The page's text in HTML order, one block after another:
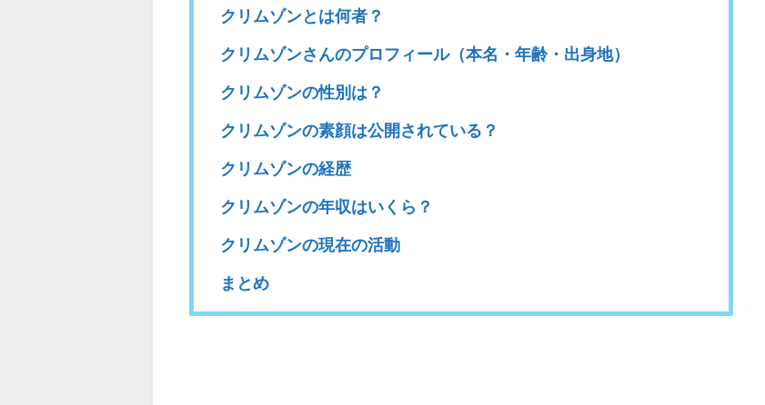
クリムゾンとは何者？
クリムゾンさんのプロフィール（本名・年齢・出身地）
クリムゾンの性別は？
クリムゾンの素顔は公開されている？
クリムゾンの経歴
クリムゾンの年収はいくら？
クリムゾンの現在の活動
まとめ